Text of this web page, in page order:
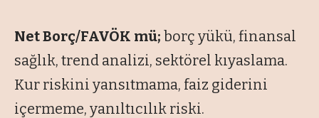
Net Borç/FAVÖK mü; borç yükü, finansal
sağlık, trend analizi, sektörel kıyaslama.
Kur riskini yansıtmama, faiz giderini
içermeme, yanıltıcılık riski.